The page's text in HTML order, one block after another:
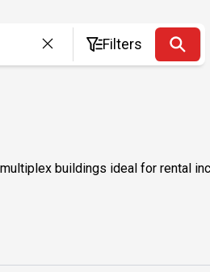
Filters
buildings ideal for rental